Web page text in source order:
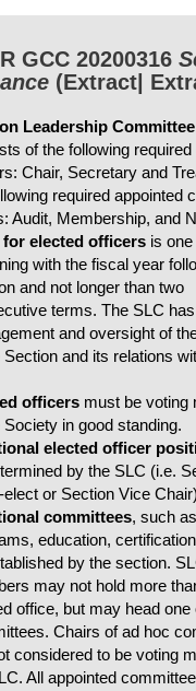
GCC 20200316
(Extract|
Leadership
of the following required
Chair, Secretary and
required appointed
Audit, Membership, and
for elected officers is
with the fiscal year
and not longer than two
terms. The SLC has
and oversight of
Section and its relations
officers must be voting
Society in good standing.
elected officer
by the SLC (i.e.
elect or Section Vice
committees, such as
education,
by the section.
may not hold more
office, but may head one
Chairs of ad hoc
considered to be voting
All appointed